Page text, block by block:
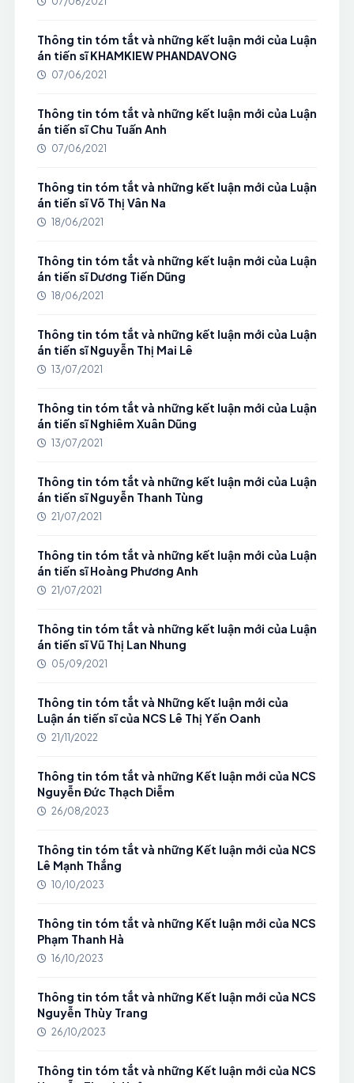
Thông tin tóm tắt và những kết luận mới của Luận
án tiến sĩ KHAMKIEW PHANDAVONG
07/06/2021
Thông tin tóm tắt và những kết luận mới của Luận
án tiến sĩ Chu Tuấn Anh
07/06/2021
Thông tin tóm tắt và những kết luận mới của Luận
án tiến sĩ Võ Thị Vân Na
18/06/2021
Thông tin tóm tắt và những kết luận mới của Luận
án tiến sĩ Dương Tiến Dũng
18/06/2021
Thông tin tóm tắt và những kết luận mới của Luận
án tiến sĩ Nguyễn Thị Mai Lê
13/07/2021
Thông tin tóm tắt và những kết luận mới của Luận
án tiến sĩ Nghiêm Xuân Dũng
13/07/2021
Thông tin tóm tắt và những kết luận mới của Luận
án tiến sĩ Nguyễn Thanh Tùng
21/07/2021
Thông tin tóm tắt và những kết luận mới của Luận
án tiến sĩ Hoàng Phương Anh
21/07/2021
Thông tin tóm tắt và những kết luận mới của Luận
án tiến sĩ Vũ Thị Lan Nhung
05/09/2021
Thông tin tóm tắt và Những kết luận mới của
Luận án tiến sĩ của NCS Lê Thị Yến Oanh
21/11/2022
Thông tin tóm tắt và những Kết luận mới của NCS
Nguyễn Đức Thạch Diễm
26/08/2023
Thông tin tóm tắt và những Kết luận mới của NCS
Lê Mạnh Thắng
10/10/2023
Thông tin tóm tắt và những Kết luận mới của NCS
Phạm Thanh Hà
16/10/2023
Thông tin tóm tắt và những Kết luận mới của NCS
Nguyễn Thùy Trang
26/10/2023
Thông tin tóm tắt và những Kết luận mới của NCS